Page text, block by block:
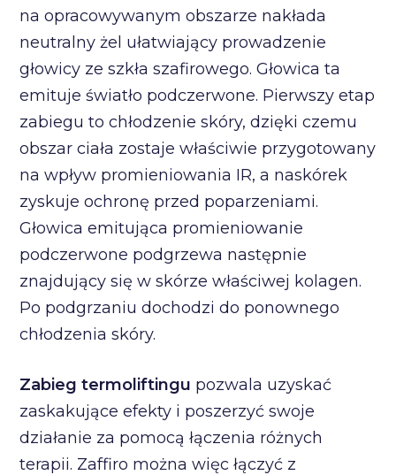
na opracowywanym obszarze nakłada
neutralny żel ułatwiający prowadzenie
głowicy ze szkła szafirowego. Głowica ta
emituje światło podczerwone. Pierwszy etap
zabiegu to chłodzenie skóry, dzięki czemu
obszar ciała zostaje właściwie przygotowany
na wpływ promieniowania IR, a naskórek
zyskuje ochronę przed poparzeniami.
Głowica emitująca promieniowanie
podczerwone podgrzewa następnie
znajdujący się w skórze właściwej kolagen.
Po podgrzaniu dochodzi do ponownego
chłodzenia skóry.
Zabieg termoliftingu pozwala uzyskać
zaskakujące efekty i poszerzyć swoje
działanie za pomocą łączenia różnych
terapii. Zaffiro można więc łączyć z